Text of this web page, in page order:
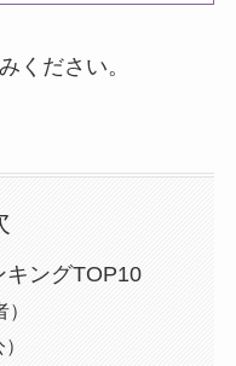
ください。
キングTOP10